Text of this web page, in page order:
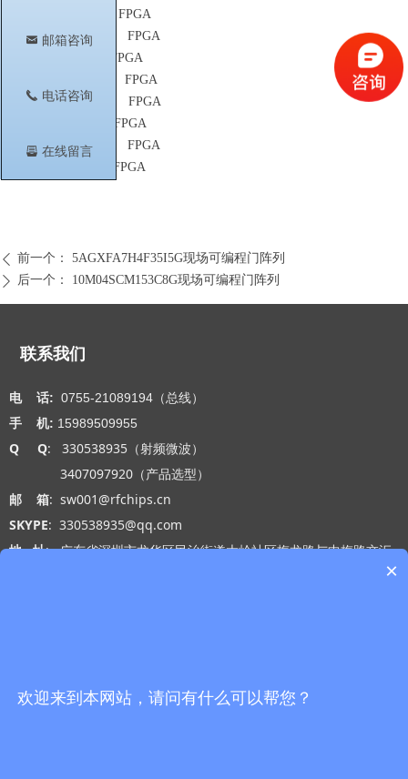
낂 邮箱咨询
끅 电话咨询
뀣 在线留言
EP4CE40F23C6N FPGA
10M50DCF256C8G FPGA
5CEFA4U19I7N FPGA
10M40DAF484I7G FPGA
10M50DAF256C8G FPGA
5CEBA5F23C7N FPGA
10M50DCF484C8G FPGA
EP3C25F324I7N FPGA
ꄴ 前一个： 5AGXFA7H4F35I5G现场可编程门阵列
ꄲ 后一个： 10M04SCM153C8G现场可编程门阵列
联系我们
电 话: 0755-21089194（总线）
手 机: 15989509955
Q Q: 330538935（射频微波）
3407097920（产品选型）
邮 箱: sw001@rfchips.cn
SKYPE: 330538935@qq.com
地 址: 广东省深圳市龙华区民治街道大岭社区梅龙路与中梅路交汇
×
欢迎来到本网站，请问有什么可以帮您？